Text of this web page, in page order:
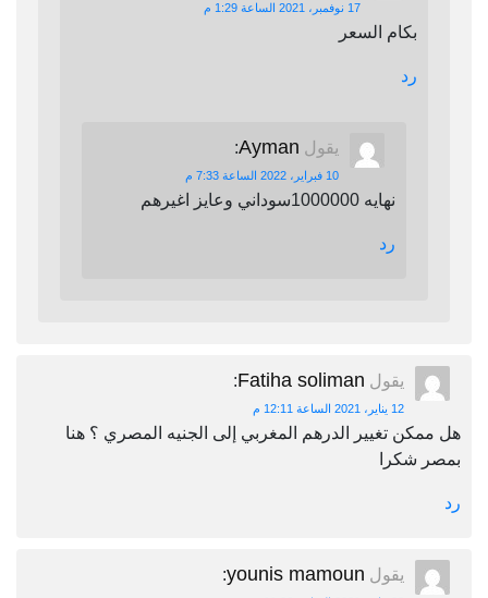
17 نوفمبر، 2021 الساعة 1:29 م
بكام السعر
رد
يقول Ayman
:
10 فبراير، 2022 الساعة 7:33 م
نهايه 1000000سوداني وعايز اغيرهم
رد
يقول Fatiha soliman
:
12 يناير، 2021 الساعة 12:11 م
هل ممكن تغيير الدرهم المغربي إلى الجنيه المصري ؟ هنا
بمصر شكرا
رد
يقول younis mamoun
: